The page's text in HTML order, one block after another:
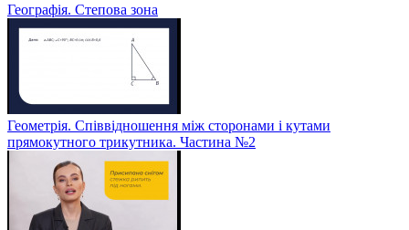
Географія. Степова зона
Геометрія. Співвідношення між сторонами і кутами
прямокутного трикутника. Частина №2